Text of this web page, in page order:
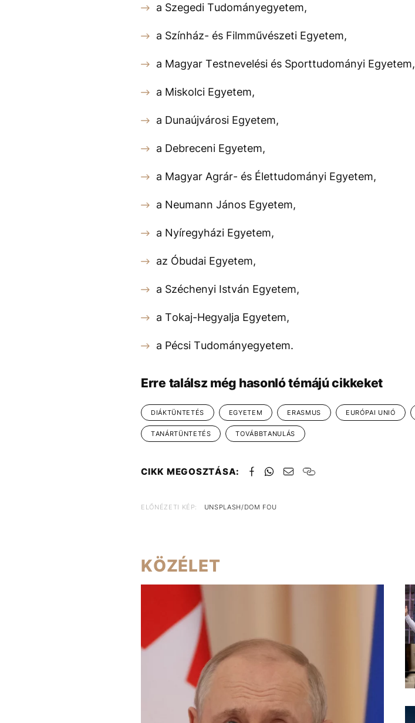
a Szegedi Tudományegyetem,
a Színház- és Filmművészeti Egyetem,
a Magyar Testnevelési és Sporttudományi Egyetem,
a Miskolci Egyetem,
a Dunaújvárosi Egyetem,
a Debreceni Egyetem,
a Magyar Agrár- és Élettudományi Egyetem,
a Neumann János Egyetem,
a Nyíregyházi Egyetem,
az Óbudai Egyetem,
a Széchenyi István Egyetem,
a Tokaj-Hegyalja Egyetem,
a Pécsi Tudományegyetem.
Erre találsz még hasonló témájú cikkeket
DIÁKTÜNTETÉS EGYETEM ERASMUS EURÓPAI UNIÓ
TANÁRTÜNTETÉS TOVÁBBTANULÁS
CIKK MEGOSZTÁSA:
ELŐNÉZETI KÉP: UNSPLASH/DOM FOU
KÖZÉLET